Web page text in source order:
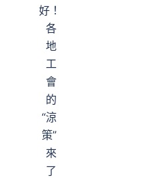
好！
各
地
工
會
的
“涼
策”
來
了